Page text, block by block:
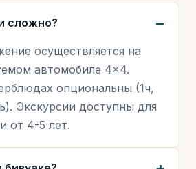
сложно?
осуществляется на
автомобиле 4×4.
опциональны (1ч,
Экскурсии доступны для
от 4-5 лет.